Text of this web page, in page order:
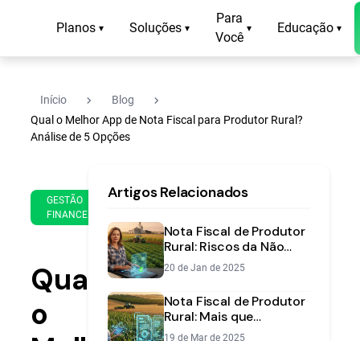
Planos ▾ Soluções ▾
Para
Você
▾ Educação ▾
Início navigate_next Blog navigate_next
Qual o Melhor App de Nota Fiscal para Produtor Rural?
Análise de 5 Opções
GESTÃO
FINANCEIRA
de
de
2025
min
leitura
Qual
o
Artigos Relacionados
Nota Fiscal de Produtor
Rural: Riscos da Não
Emissão e
Regularização
20 de Jan de 2025
Nota Fiscal de Produtor
Rural: Mais que
Obrigação, uma
19 de Mar de 2025